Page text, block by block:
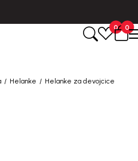
0
0
Helanke
Helanke za devojcice